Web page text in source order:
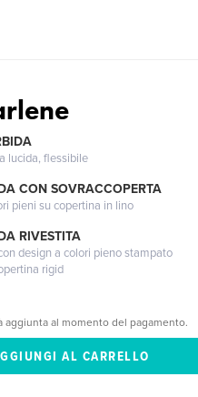
lucida, flessibile
CON SOVRACCOPERTA
pieni su copertina in lino
RIVESTITA
design a colori pieno stampato
rigid
aggiunta al momento del pagamento.